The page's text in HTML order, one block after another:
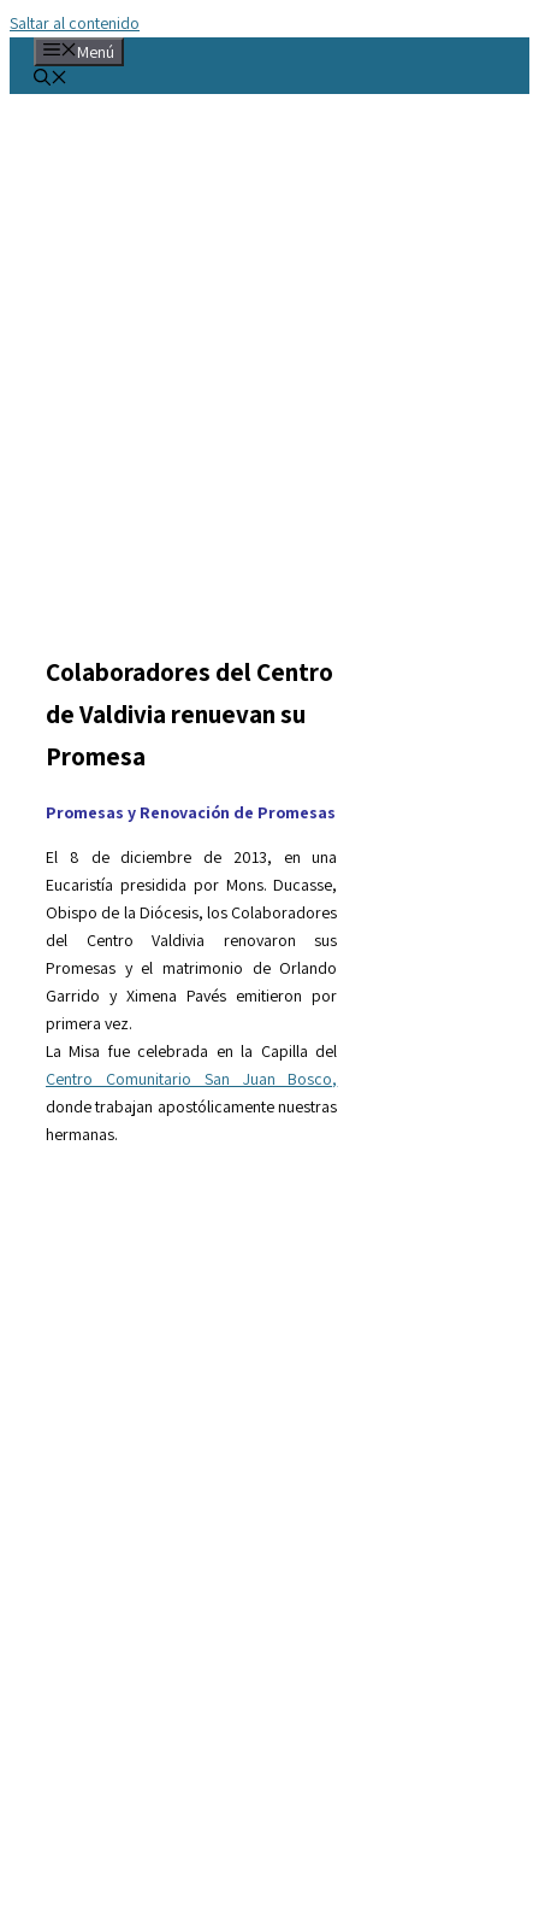
Saltar al contenido
Menú
Colaboradores del Centro
de Valdivia renuevan su
Promesa
Promesas y Renovación de Promesas
El 8 de diciembre de 2013, en una
Eucaristía presidida por Mons. Ducasse,
Obispo de la Diócesis, los Colaboradores
del Centro Valdivia renovaron sus
Promesas y el matrimonio de Orlando
Garrido y Ximena Pavés emitieron por
primera vez.
La Misa fue celebrada en la Capilla del
Centro Comunitario San Juan Bosco,
donde trabajan apostólicamente nuestras
hermanas.